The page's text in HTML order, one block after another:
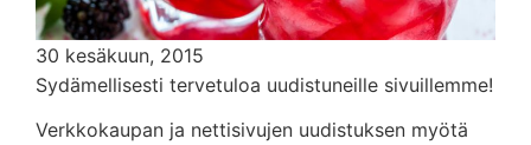
30 kesäkuun, 2015
Sydämellisesti tervetuloa uudistuneille sivuillemme!
Verkkokaupan ja nettisivujen uudistuksen myötä